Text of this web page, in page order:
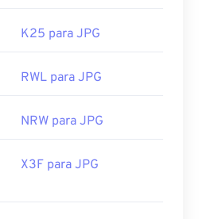
K25 para JPG
RWL para JPG
NRW para JPG
X3F para JPG